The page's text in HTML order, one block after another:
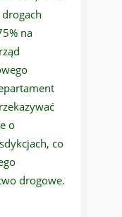
na
o
co
drogowe.